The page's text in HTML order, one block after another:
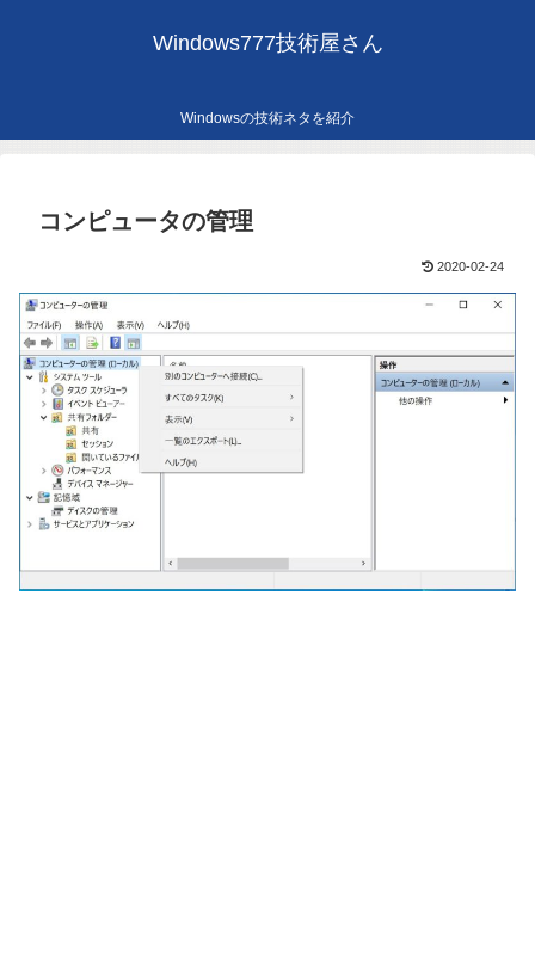
Windows777技術屋さん
Windowsの技術ネタを紹介
コンピュータの管理
2020-02-24